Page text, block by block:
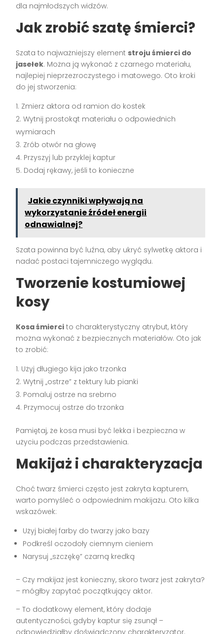
dla najmłodszych widzów.
Jak zrobić szatę śmierci?
Szata to najważniejszy element stroju śmierci do
jasełek. Można ją wykonać z czarnego materiału,
najlepiej nieprzezroczystego i matowego. Oto kroki
do jej stworzenia:
Zmierz aktora od ramion do kostek
Wytnij prostokąt materiału o odpowiednich
wymiarach
Zrób otwór na głowę
Przyszyj lub przyklej kaptur
Dodaj rękawy, jeśli to konieczne
Jakie czynniki wpływają na
wykorzystanie źródeł energii
odnawialnej?
Szata powinna być luźna, aby ukryć sylwetkę aktora i
nadać postaci tajemniczego wyglądu.
Tworzenie kostumiowej
kosy
Kosa śmierci to charakterystyczny atrybut, który
można wykonać z bezpiecznych materiałów. Oto jak
to zrobić:
Użyj długiego kija jako trzonka
Wytnij „ostrze” z tektury lub pianki
Pomaluj ostrze na srebrno
Przymocuj ostrze do trzonka
Pamiętaj, że kosa musi być lekka i bezpieczna w
użyciu podczas przedstawienia.
Makijaż i charakteryzacja
Choć twarz śmierci często jest zakryta kapturem,
warto pomyśleć o odpowiednim makijażu. Oto kilka
wskazówek:
Użyj białej farby do twarzy jako bazy
Podkreśl oczodoły ciemnym cieniem
Narysuj „szczękę” czarną kredką
– Czy makijaż jest konieczny, skoro twarz jest zakryta?
– mógłby zapytać początkujący aktor.
– To dodatkowy element, który dodaje
autentyczności, gdyby kaptur się zsunął –
odpowiedziałby doświadczony charakteryzator.